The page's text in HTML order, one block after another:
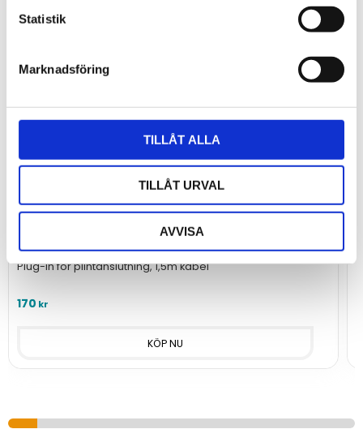
Statistik
Marknadsföring
TILLÅT ALLA
TILLÅT URVAL
AVVISA
Plug-in för plintanslutning, 1,5m kabel
170 kr